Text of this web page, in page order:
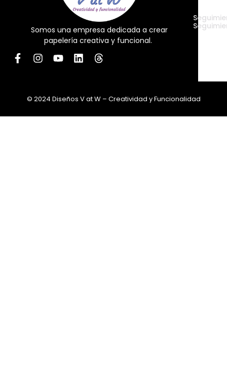
Somos una empresa dedicada a crear
papelería creativa y funcional.
© 2024 Diseños V at W – Creatividad y Funcionalidad